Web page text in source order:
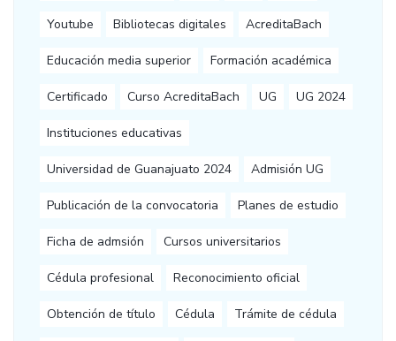
Youtube Bibliotecas digitales AcreditaBach
Educación media superior Formación académica
Certificado Curso AcreditaBach UG UG 2024
Instituciones educativas
Universidad de Guanajuato 2024 Admisión UG
Publicación de la convocatoria Planes de estudio
Ficha de admsión Cursos universitarios
Cédula profesional Reconocimiento oficial
Obtención de título Cédula Trámite de cédula